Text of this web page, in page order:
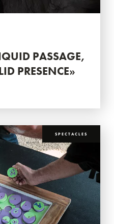
PASSAGE,
PRESENCE»
SPECTACLES